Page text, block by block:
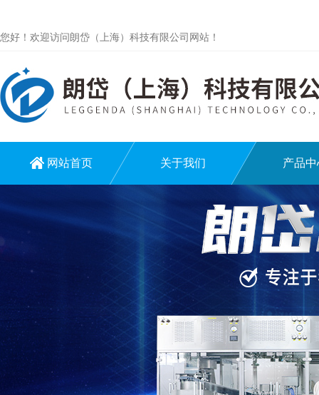
您好！欢迎访问朗岱（上海）科技有限公司网站！
网站首页 关于我们 产品中